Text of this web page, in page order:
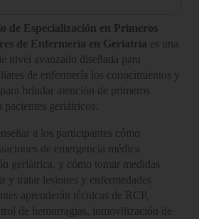
de Especialización en Primeros
de Enfermería en Geriatría es una
nivel avanzado diseñada para
de enfermería los conocimientos y
brindar atención de primeros
geriátricos.
a los participantes cómo
de emergencia médica
geriátrica, y cómo tomar medidas
y tratar lesiones y enfermedades
aprenderán técnicas de RCP,
de hemorragias, inmovilización de